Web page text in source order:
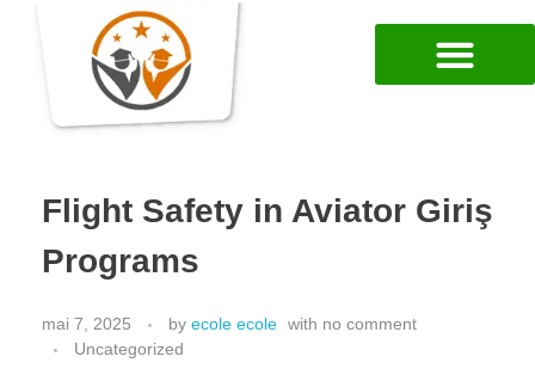
Flight Safety in Aviator Giriş
Programs
mai 7, 2025 by ecole ecole with no comment
Uncategorized